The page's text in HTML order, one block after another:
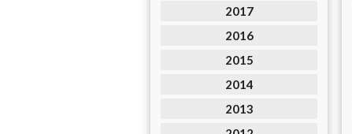
2017
2016
2015
2014
2013